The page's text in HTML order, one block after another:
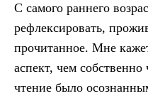
С самого раннего
рефлексировать,
прочитанное. Мне
аспект, чем
чтение было